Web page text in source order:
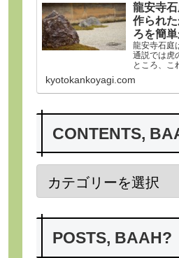
龍安寺
作られ
ろを簡
龍安寺石庭
通説では虎
ところ、こ
から詳ら
つ作られた
謎、みどこ
kyotokankoyagi.com
CONTENTS,
POSTS, BAAH?